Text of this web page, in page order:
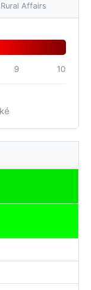
Affairs
9 10